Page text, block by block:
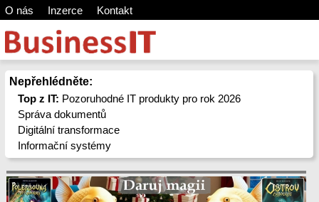
O nás Inzerce Kontakt
Nepřehlédněte:
Top z IT: Pozoruhodné IT produkty pro rok 2026
Správa dokumentů
Digitální transformace
Informační systémy